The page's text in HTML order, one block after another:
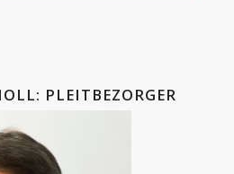
PLEITBEZORGER